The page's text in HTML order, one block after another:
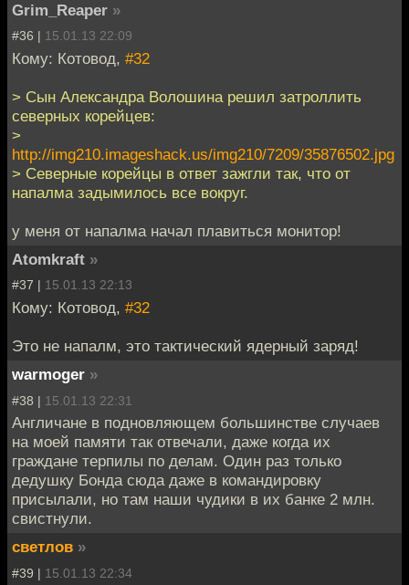
Grim_Reaper »
#36 | 15.01.13 22:09
Кому: Котовод, #32
> Сын Александра Волошина решил затроллить
северных корейцев:
>
http://img210.imageshack.us/img210/7209/35876502.jpg
> Северные корейцы в ответ зажгли так, что от
напалма задымилось все вокруг.
у меня от напалма начал плавиться монитор!
Atomkraft »
#37 | 15.01.13 22:13
Кому: Котовод, #32
Это не напалм, это тактический ядерный заряд!
warmoger »
#38 | 15.01.13 22:31
Англичане в подновляющем большинстве случаев
на моей памяти так отвечали, даже когда их
граждане терпилы по делам. Один раз только
дедушку Бонда сюда даже в командировку
присылали, но там наши чудики в их банке 2 млн.
свистнули.
светлов »
#39 | 15.01.13 22:34